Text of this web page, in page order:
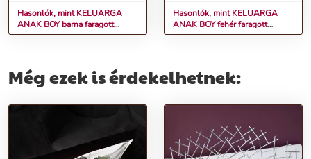
Hasonlók, mint KELUARGA
ANAK BOY barna faragott
dekoráció
Hasonlók, mint KELUARGA
ANAK BOY fehér faragott
dekoráció
Még ezek is érdekelhetnek: